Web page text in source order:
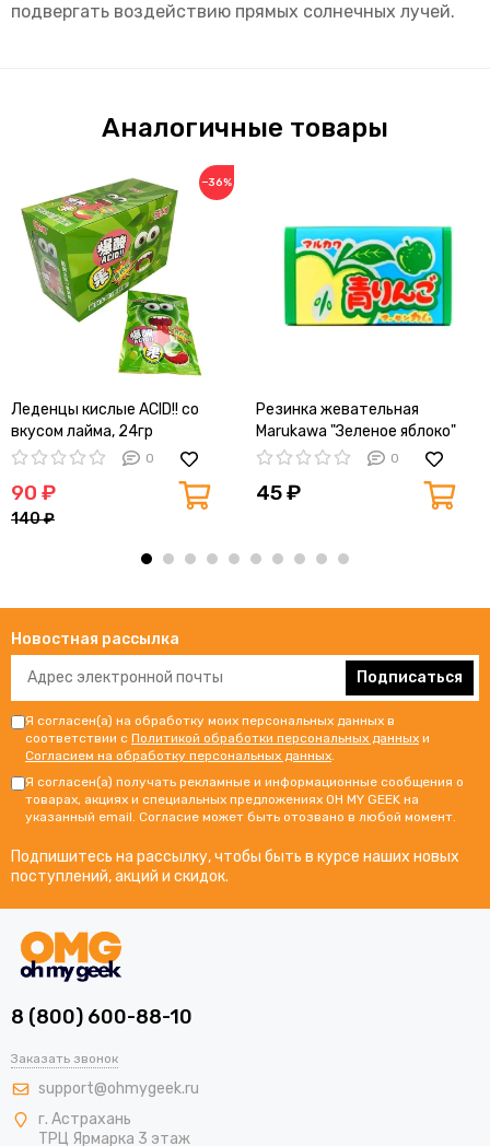
подвергать воздействию прямых солнечных лучей.
Аналогичные товары
−36%
Леденцы кислые ACID!! со
вкусом лайма, 24гр
0
90 ₽
140 ₽
Резинка жевательная
Marukawa "Зеленое яблоко"
5,5 г
0
45 ₽
Новостная рассылка
Подписаться
Я согласен(а) на обработку моих персональных данных в
соответствии с Политикой обработки персональных данных и
Согласием на обработку персональных данных.
Я согласен(а) получать рекламные и информационные сообщения о
товарах, акциях и специальных предложениях OH MY GEEK на
указанный email. Согласие может быть отозвано в любой момент.
Подпишитесь на рассылку, чтобы быть в курсе наших новых
поступлений, акций и скидок.
8 (800) 600-88-10
Заказать звонок
support@ohmygeek.ru
г. Астрахань
ТРЦ Ярмарка 3 этаж